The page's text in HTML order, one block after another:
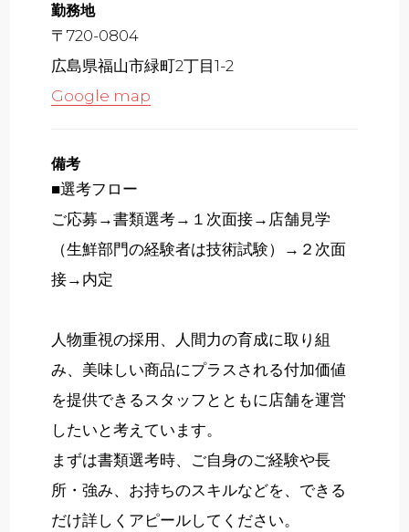
勤務地
〒720-0804
広島県福山市緑町2丁目1-2
Google map
備考
■選考フロー
ご応募→書類選考→１次面接→店舗見学
（生鮮部門の経験者は技術試験）→２次面
接→内定
人物重視の採用、人間力の育成に取り組
み、美味しい商品にプラスされる付加価値
を提供できるスタッフとともに店舗を運営
したいと考えています。
まずは書類選考時、ご自身のご経験や長
所・強み、お持ちのスキルなどを、できる
だけ詳しくアピールしてください。